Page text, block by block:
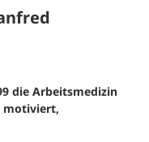
die Arbeitsmedizin
motiviert,